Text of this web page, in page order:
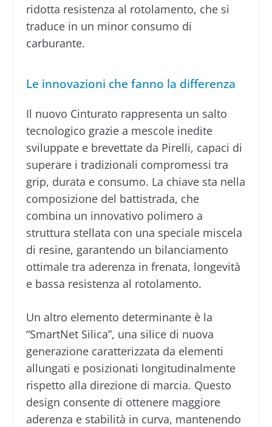
ridotta resistenza al rotolamento, che si
traduce in un minor consumo di
carburante.
Le innovazioni che fanno la differenza
Il nuovo Cinturato rappresenta un salto
tecnologico grazie a mescole inedite
sviluppate e brevettate da Pirelli, capaci di
superare i tradizionali compromessi tra
grip, durata e consumo. La chiave sta nella
composizione del battistrada, che
combina un innovativo polimero a
struttura stellata con una speciale miscela
di resine, garantendo un bilanciamento
ottimale tra aderenza in frenata, longevità
e bassa resistenza al rotolamento.
Un altro elemento determinante è la
“SmartNet Silica”, una silice di nuova
generazione caratterizzata da elementi
allungati e posizionati longitudinalmente
rispetto alla direzione di marcia. Questo
design consente di ottenere maggiore
aderenza e stabilità in curva, mantenendo